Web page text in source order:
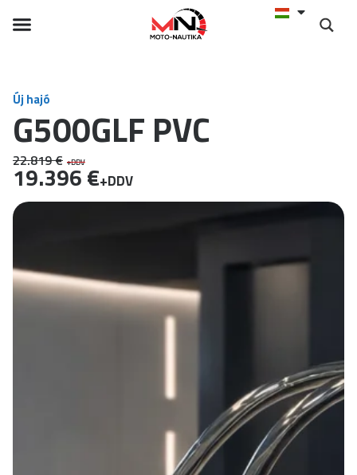
Új hajó
G500GLF PVC
22.819 € +DDV
19.396 €+DDV